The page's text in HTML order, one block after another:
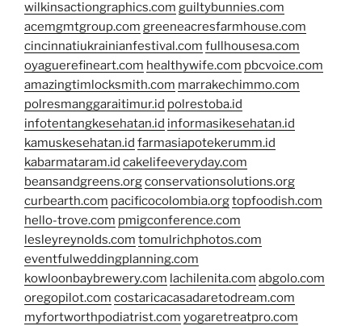
wilkinsactiongraphics.com guiltybunnies.com
acemgmtgroup.com greeneacresfarmhouse.com
cincinnatiukrainianfestival.com fullhousesa.com
oyaguerefineart.com healthywife.com pbcvoice.com
amazingtimlocksmith.com marrakechimmo.com
polresmanggaraitimur.id polrestoba.id
infotentangkesehatan.id informasikesehatan.id
kamuskesehatan.id farmasiapotekerumm.id
kabarmataram.id cakelifeeveryday.com
beansandgreens.orgconservationsolutions.org
curbearth.com pacificocolombia.orgtopfoodish.com
hello-trove.com pmigconference.com
lesleyreynolds.com tomulrichphotos.com
eventfulweddingplanning.com
kowloonbaybrewery.com lachilenita.com abgolo.com
oregopilot.com costaricacasadaretodream.com
myfortworthpodiatrist.com yogaretreatpro.com